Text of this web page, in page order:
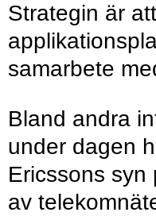
Strategin är
samarbete
Bland andra
under dagen
Ericssons syn
av